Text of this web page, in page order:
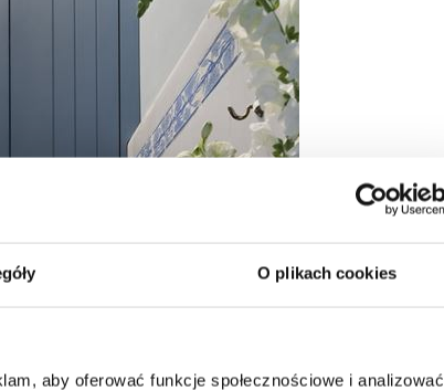
O plikach cookies
aby oferować funkcje społecznościowe i analizować